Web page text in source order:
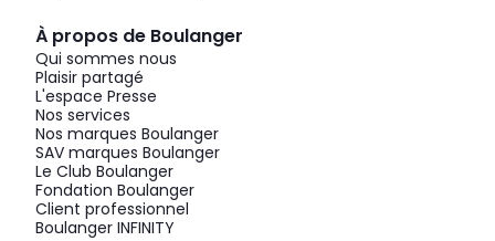
À propos de Boulanger
Qui sommes nous
Plaisir partagé
L'espace Presse
Nos services
Nos marques Boulanger
SAV marques Boulanger
Le Club Boulanger
Fondation Boulanger
Client professionnel
Boulanger INFINITY